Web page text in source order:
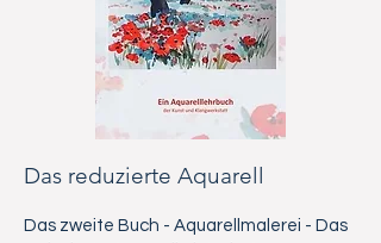
Das reduzierte Aquarell
Das zweite Buch - Aquarellmalerei - Das